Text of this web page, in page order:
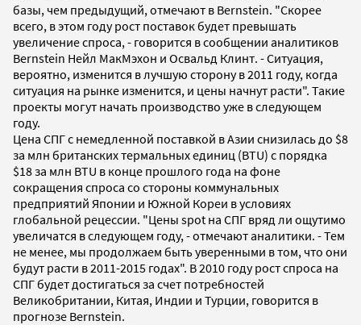
базы, чем предыдущий, отмечают в Bernstein. "Скорее
всего, в этом году рост поставок будет превышать
увеличение спроса, - говорится в сообщении аналитиков
Bernstein Нейл МакМэхон и Освальд Клинт. - Ситуация,
вероятно, изменится в лучшую сторону в 2011 году, когда
ситуация на рынке изменится, и цены начнут расти". Такие
проекты могут начать производство уже в следующем
году.
Цена СПГ с немедленной поставкой в Азии снизилась до $8
за млн британских термальных единиц (BTU) с порядка
$18 за млн BTU в конце прошлого года на фоне
сокращения спроса со стороны коммунальных
предприятий Японии и Южной Кореи в условиях
глобальной рецессии. "Цены spot на СПГ вряд ли ощутимо
увеличатся в следующем году, - отмечают аналитики. - Тем
не менее, мы продолжаем быть уверенными в том, что они
будут расти в 2011-2015 годах". В 2010 году рост спроса на
СПГ будет достигаться за счет потребностей
Великобритании, Китая, Индии и Турции, говорится в
прогнозе Bernstein.